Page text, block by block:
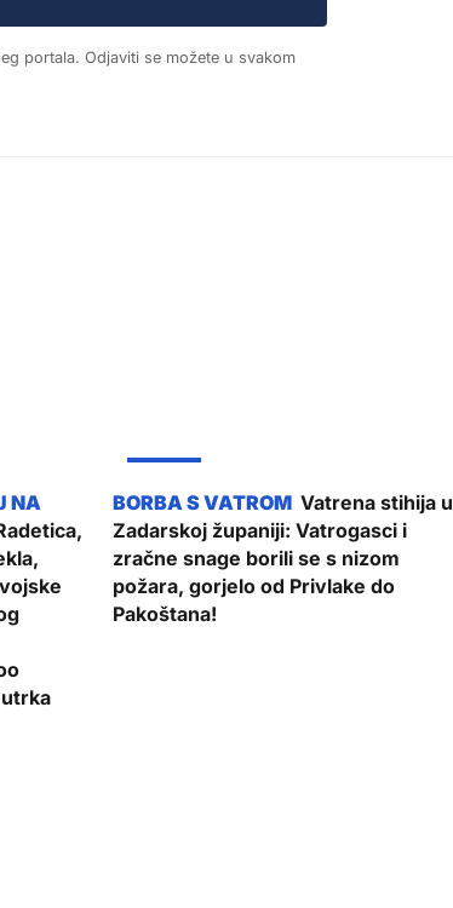
portala. Odjaviti se možete u svakom
Vatrena stihija u
Zadarskoj županiji: Vatrogasci i
zračne snage borili se s nizom
požara, gorjelo od Privlake do
Pakoštana!